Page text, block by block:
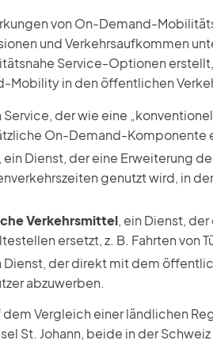
von On-Demand-
und Verkehrsaufkommen
Service-Optionen
Mobility in den öffentlichen
Service, der wie eine
On-Demand-Komponente
ein Dienst, der eine Erweiterung
genutzt wird, in
Verkehrsmittel, ein Dienst,
ersetzt, z. B. Fahrten von
Dienst, der direkt mit dem
abzuwerben.
Vergleich einer ländlichen
St. Johann, beide in der